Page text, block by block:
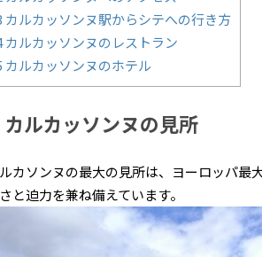
カルカッソンヌ駅からシテへの行き方
カルカッソンヌのレストラン
カルカッソンヌのホテル
カルカッソンヌの見所
カソンヌの最大の見所は、ヨーロッパ最
と迫力を兼ね備えています。